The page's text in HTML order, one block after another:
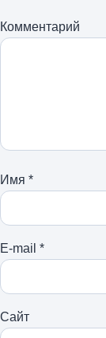
Комментарий
Имя *
E-mail *
Сайт